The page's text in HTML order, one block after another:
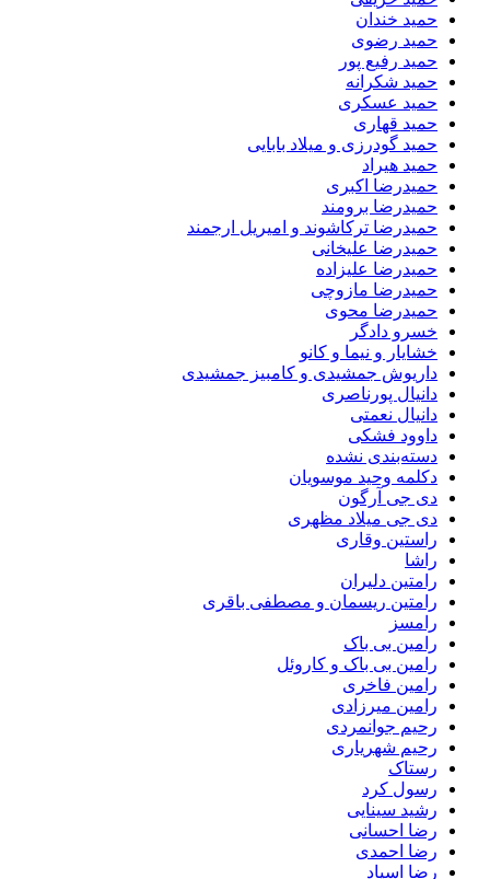
حمید خندان
حمید رضوی
حمید رفیع پور
حمید شکرانه
حمید عسکری
حمید قهاری
حمید گودرزی و میلاد بابایی
حمید هیراد
حمیدرضا اکبری
حمیدرضا برومند
حمیدرضا ترکاشوند و امیریل ارجمند
حمیدرضا علیخانی
حمیدرضا علیزاده
حمیدرضا مازوچی
حمیدرضا محوی
خسرو دادگر
خشایار و نیما و کانو
داریوش جمشیدی و کامبیز جمشیدی
دانیال پورناصری
دانیال نعمتی
داوود فشکی
دسته‌بندی نشده
دکلمه وحید موسویان
دی جی آرگون
دی جی میلاد مظهری
راستین وقاری
راشا
رامتین دلیران
رامتین ریسمان و مصطفی باقری
رامسز
رامین بی باک
رامین بی باک و کاروئل
رامین فاخری
رامین میرزادی
رحیم جوانمردی
رحیم شهریاری
رستاک
رسول کرد
رشید سینایی
رضا احسانی
رضا احمدی
رضا اسپاد